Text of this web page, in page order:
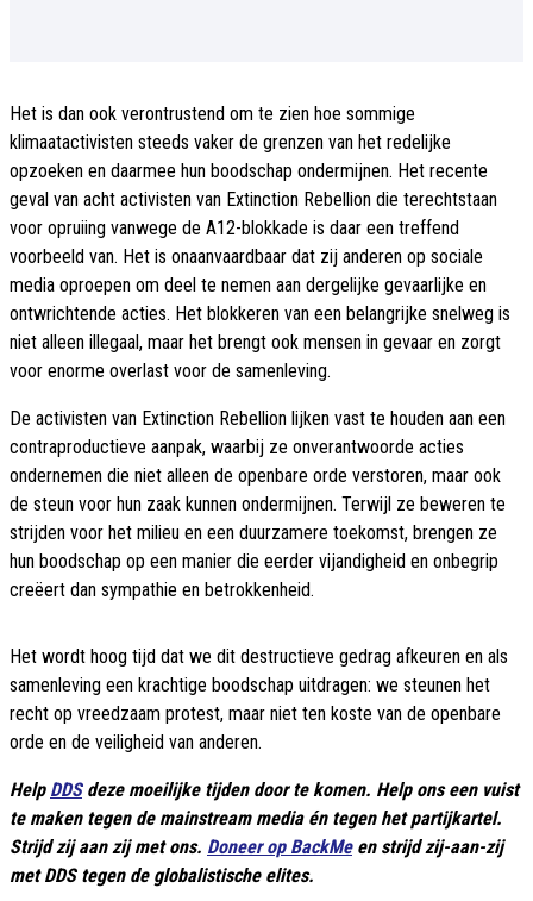
Het is dan ook verontrustend om te zien hoe sommige
klimaatactivisten steeds vaker de grenzen van het redelijke
opzoeken en daarmee hun boodschap ondermijnen. Het recente
geval van acht activisten van Extinction Rebellion die terechtstaan
voor opruiing vanwege de A12-blokkade is daar een treffend
voorbeeld van. Het is onaanvaardbaar dat zij anderen op sociale
media oproepen om deel te nemen aan dergelijke gevaarlijke en
ontwrichtende acties. Het blokkeren van een belangrijke snelweg is
niet alleen illegaal, maar het brengt ook mensen in gevaar en zorgt
voor enorme overlast voor de samenleving.
De activisten van Extinction Rebellion lijken vast te houden aan een
contraproductieve aanpak, waarbij ze onverantwoorde acties
ondernemen die niet alleen de openbare orde verstoren, maar ook
de steun voor hun zaak kunnen ondermijnen. Terwijl ze beweren te
strijden voor het milieu en een duurzamere toekomst, brengen ze
hun boodschap op een manier die eerder vijandigheid en onbegrip
creëert dan sympathie en betrokkenheid.
Het wordt hoog tijd dat we dit destructieve gedrag afkeuren en als
samenleving een krachtige boodschap uitdragen: we steunen het
recht op vreedzaam protest, maar niet ten koste van de openbare
orde en de veiligheid van anderen.
Help DDSdeze moeilijke tijden door te komen. Help ons een vuist
te maken tegen de mainstream media én tegen het partijkartel.
Strijd zij aan zij met ons. Doneer op BackMeen strijd zij-aan-zij
met DDS tegen de globalistische elites.